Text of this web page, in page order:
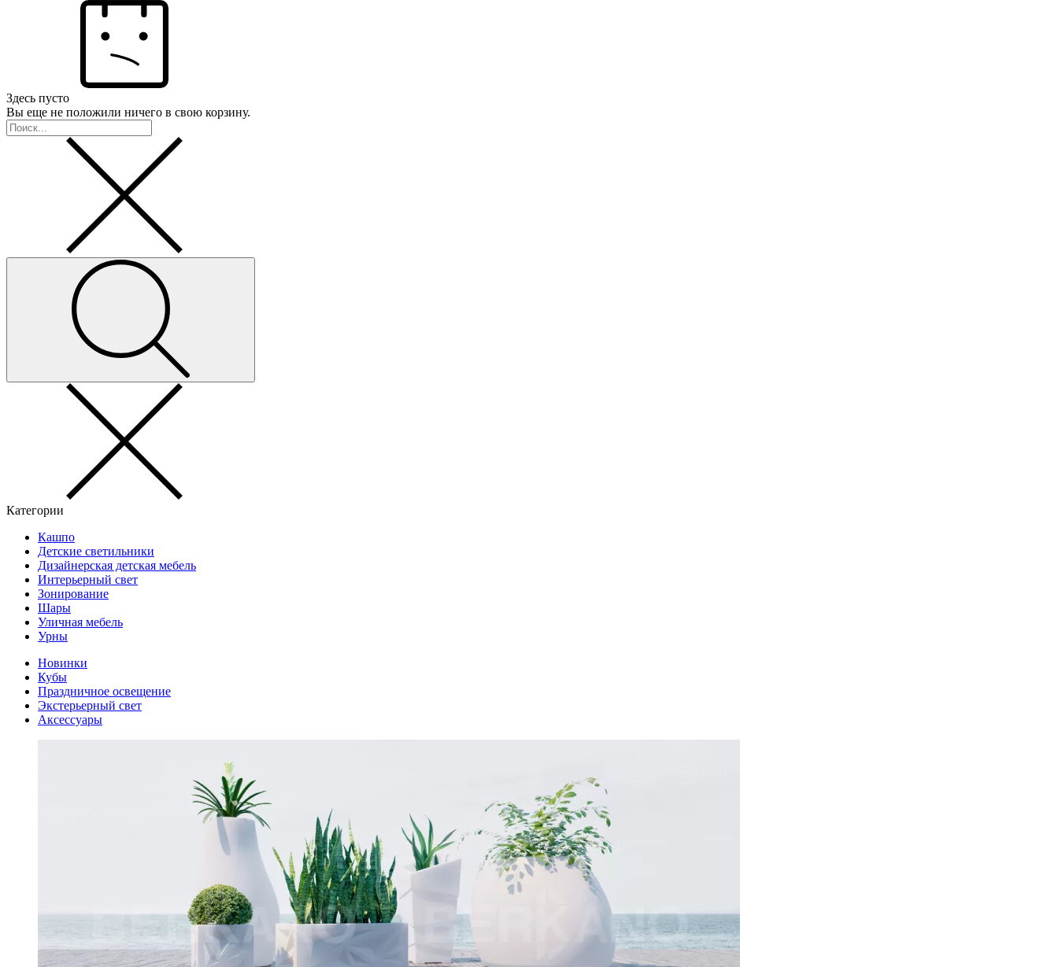
Здесь пусто
Вы еще не положили ничего в свою корзину.
Категории
Кашпо
Детские светильники
Дизайнерская детская мебель
Интерьерный свет
Зонирование
Шары
Уличная мебель
Урны
Новинки
Кубы
Праздничное освещение
Экстерьерный свет
Аксессуары